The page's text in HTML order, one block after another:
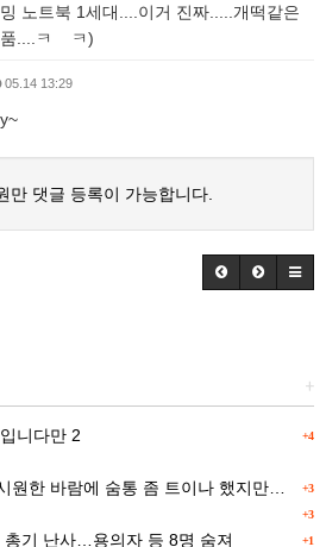
노트북 1세대....이거 진짜.....개떡같은
품....ㅋ ㅋ)
05.14 13:29
만 댓글 등록이 가능합니다.
+
+4
니다만 2
+3
원한 바람에 숨통 좀 트이나 했지만…
+3
+1
총기 난사…용의자 등 8명 숨져